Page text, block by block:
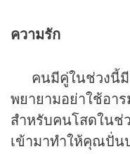
ความรัก
คนมีคู่ในช่วงนี้มี
พยายามอย่าใช้อา
สำหรับคนโสดในช่
เข้ามาทำให้คุณปั่น